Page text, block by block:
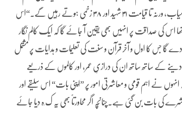
کامیاب۔ اگر ہم زنا اور قتل و غارت گری کو واقعی گناہِ کبیرہ سمجھ کرچھوڑ دیتے ہیں تو ہم کامیاب، ورنہ تا قیامت ۳۱ شہید اور ۳۸ زخمی ہوتے رہیں گے۔“اس
اس کی صداقت پر انہیں بھی یقین آ جائے گا کہ ایک کالم نگار
گا جس کا اول و آخر قرآن و سنّت کی تعلیمات و ہدایات پر مشتمل
کے ساتھ ساتھ ان کی درازیِ عمر، اور کالموں کے ذریعے
نے اہم قومی و معاشرتی امور پر ”اپنی بات“ اس سلیقے اور
کی بات بن گئی ہے۔چنانچہ اگر محاورتاً بھی یہ ک َہ دیا جائے